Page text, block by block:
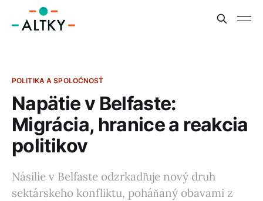
POLITIKA A SPOLOČNOSŤ
Napätie v Belfaste:
Migrácia, hranice a reakcia
politikov
Násilie v Belfaste odzrkadľuje nový druh
sektárskeho konfliktu, poháňaný obavami z